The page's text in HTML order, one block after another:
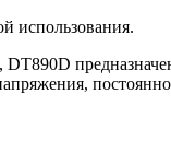
использования.